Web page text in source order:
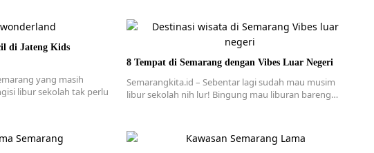
di Jateng Kids
yang masih
libur sekolah tak perlu
8 Tempat di Semarang dengan Vibes Luar Negeri
Semarangkita.id – Sebentar lagi sudah mau musim
libur sekolah nih lur! Bingung mau liburan bareng…